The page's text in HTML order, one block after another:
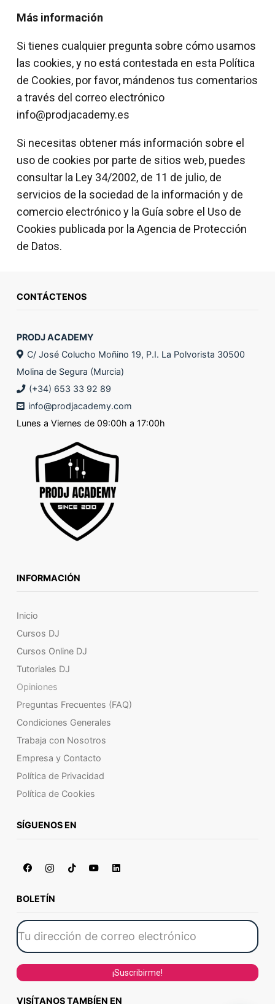
Más información
Si tienes cualquier pregunta sobre cómo usamos
las cookies, y no está contestada en esta Política
de Cookies, por favor, mándenos tus comentarios
a través del correo electrónico
info@prodjacademy.es
Si necesitas obtener más información sobre el
uso de cookies por parte de sitios web, puedes
consultar la Ley 34/2002, de 11 de julio, de
servicios de la sociedad de la información y de
comercio electrónico y la Guía sobre el Uso de
Cookies publicada por la Agencia de Protección
de Datos.
CONTÁCTENOS
PRODJ ACADEMY
C/ José Colucho Moñino 19, P.I. La Polvorista 30500
Molina de Segura (Murcia)
(+34) 653 33 92 89
info@prodjacademy.com
Lunes a Viernes de 09:00h a 17:00h
INFORMACIÓN
Inicio
Cursos DJ
Cursos Online DJ
Tutoriales DJ
Opiniones
Preguntas Frecuentes (FAQ)
Condiciones Generales
Trabaja con Nosotros
Empresa y Contacto
Política de Privacidad
Política de Cookies
SÍGUENOS EN
BOLETÍN
VISÍTANOS TAMBÍEN EN